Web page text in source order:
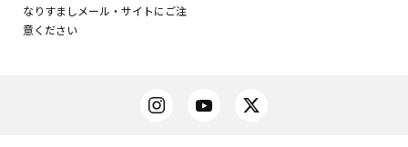
なりすましメール・サイトにご注
意ください